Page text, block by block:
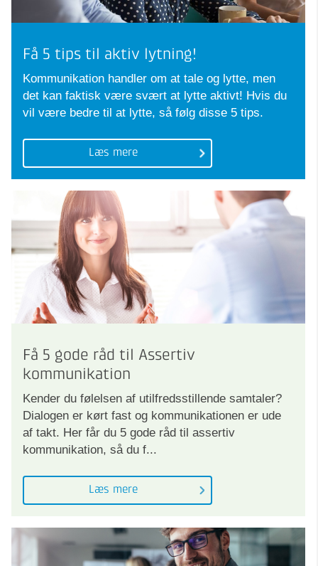
Få 5 tips til aktiv lytning!
Kommunikation handler om at tale og lytte, men
det kan faktisk være svært at lytte aktivt! Hvis du
vil være bedre til at lytte, så følg disse 5 tips.
Læs mere
Få 5 gode råd til Assertiv
kommunikation
Kender du følelsen af utilfredsstillende samtaler?
Dialogen er kørt fast og kommunikationen er ude
af takt. Her får du 5 gode råd til assertiv
kommunikation, så du f...
Læs mere